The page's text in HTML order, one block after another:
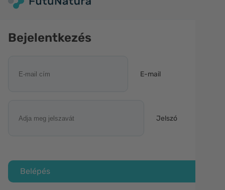
Bejelentkezés
E-mail
Jelszó
Belépés